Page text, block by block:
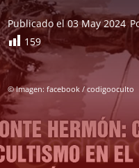
Publicado el 03 May 2024
159
© Imagen: facebook / codigooculto